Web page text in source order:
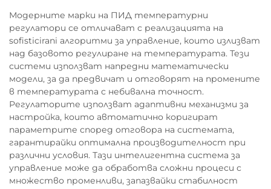
Модерните марки на ПИД температурни
регулатори се отличават с реализацията на
sofisticirani алгоритми за управление, които излизват
над базовото регулиране на температурата. Тези
системи използват напредни математически
модели, за да предвичат и отговорят на промените
в температурата с небивална точност.
Регулаторите използват адаптивни механизми за
настройка, които автоматично коригират
параметрите според отговора на системата,
гарантирайки оптимална производителност при
различни условия. Тази интелигентна система за
управление може да обработва сложни процеси с
множество променливи, запазвайки стабилност